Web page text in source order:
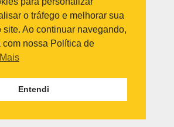
– RJ – CEP: 20970-031
1636 / sala 1407
o tráfego e melhorar sua
Ao continuar navegando,
com nossa Política de
Entendi